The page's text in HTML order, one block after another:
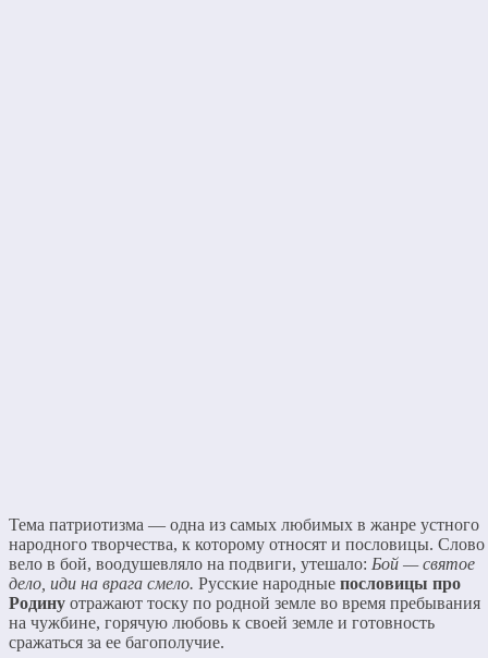
Тема патриотизма — одна из самых любимых в жанре устного
народного творчества, к которому относят и пословицы. Слово
вело в бой, воодушевляло на подвиги, утешало: Бой — святое
дело, иди на врага смело. Русские народные пословицы про
Родину отражают тоску по родной земле во время пребывания
на чужбине, горячую любовь к своей земле и готовность
сражаться за ее багополучие.